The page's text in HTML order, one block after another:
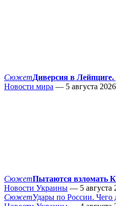
СюжетДиверсия в Лейпциге.
Новости мира — 5 августа
СюжетПытаются взломать
Новости Украины — 5 августа
СюжетУдары по России. Чего